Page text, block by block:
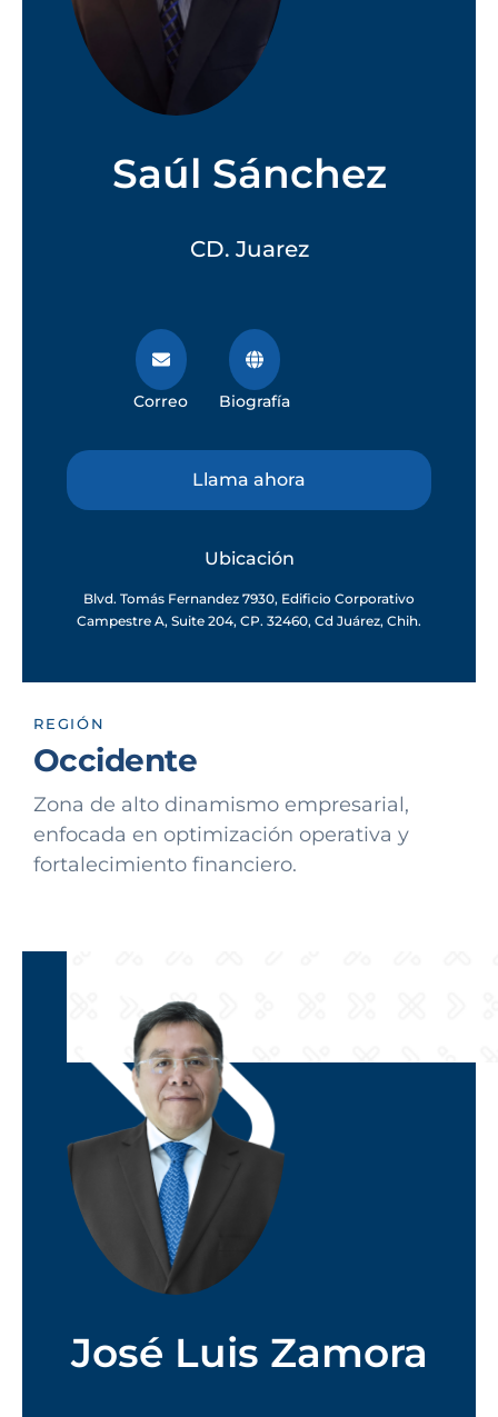
Saúl Sánchez
CD. Juarez
Correo Biografía
Llama ahora
Ubicación
Blvd. Tomás Fernandez 7930, Edificio Corporativo
Campestre A, Suite 204, CP. 32460, Cd Juárez, Chih.
REGIÓN
Occidente
Zona de alto dinamismo empresarial,
enfocada en optimización operativa y
fortalecimiento financiero.
José Luis Zamora